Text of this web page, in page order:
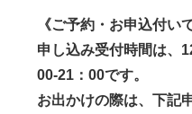
《ご予約・お申込付い
申し込み受付時間は、
00-21：00です。
お出かけの際は、下記